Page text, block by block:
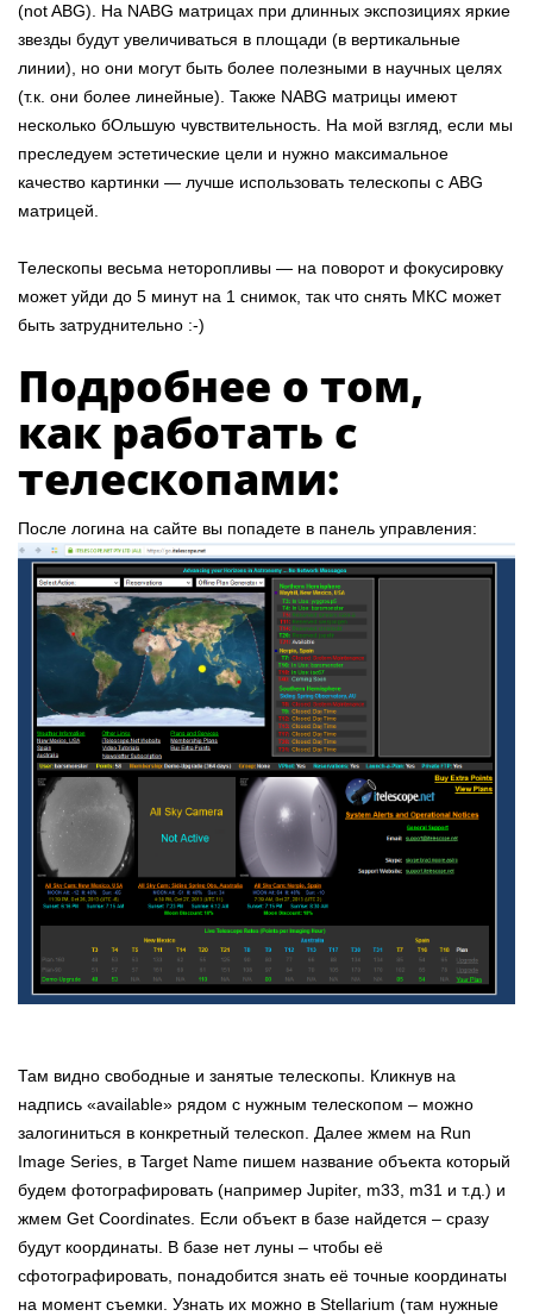
(not ABG). На NABG матрицах при длинных экспозициях яркие
звезды будут увеличиваться в площади (в вертикальные
линии), но они могут быть более полезными в научных целях
(т.к. они более линейные). Также NABG матрицы имеют
несколько бОльшую чувствительность. На мой взгляд, если мы
преследуем эстетические цели и нужно максимальное
качество картинки — лучше использовать телескопы с ABG
матрицей.
Телескопы весьма неторопливы — на поворот и фокусировку
может уйди до 5 минут на 1 снимок, так что снять МКС может
быть затруднительно :-)
Подробнее о том,
как работать с
телескопами:
После логина на сайте вы попадете в панель управления:
Там видно свободные и занятые телескопы. Кликнув на
надпись «available» рядом с нужным телескопом – можно
залогиниться в конкретный телескоп. Далее жмем на Run
Image Series, в Target Name пишем название объекта который
будем фотографировать (например Jupiter, m33, m31 и т.д.) и
жмем Get Coordinates. Если объект в базе найдется – сразу
будут координаты. В базе нет луны – чтобы её
сфотографировать, понадобится знать её точные координаты
на момент съемки. Узнать их можно в Stellarium (там нужные